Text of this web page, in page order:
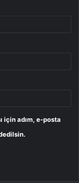
için adım, e-posta